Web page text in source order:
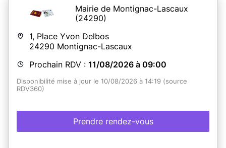
Mairie de Montignac-Lascaux
(24290)
1, Place Yvon Delbos
24290 Montignac-Lascaux
Prochain RDV : 11/08/2026 à 09:00
Disponibilité mise à jour le 10/08/2026 à 14:19 (source
RDV360)
Prendre rendez-vous